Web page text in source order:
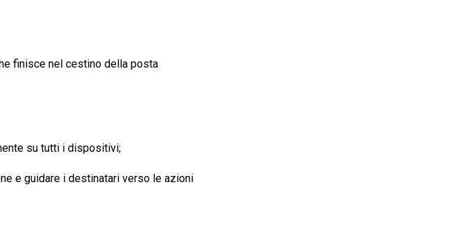
finisce nel cestino della posta
su tutti i dispositivi;
e guidare i destinatari verso le azioni